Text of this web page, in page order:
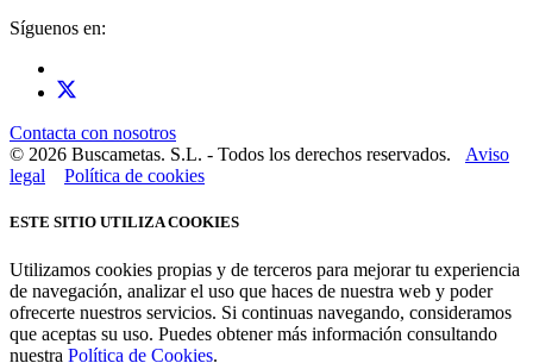
Síguenos en:
Contacta con nosotros
© 2026 Buscametas. S.L. - Todos los derechos reservados. Aviso
legal
Política de cookies
ESTE SITIO UTILIZA COOKIES
Utilizamos cookies propias y de terceros para mejorar tu experiencia
de navegación, analizar el uso que haces de nuestra web y poder
ofrecerte nuestros servicios. Si continuas navegando, consideramos
que aceptas su uso. Puedes obtener más información consultando
nuestra Política de Cookies.